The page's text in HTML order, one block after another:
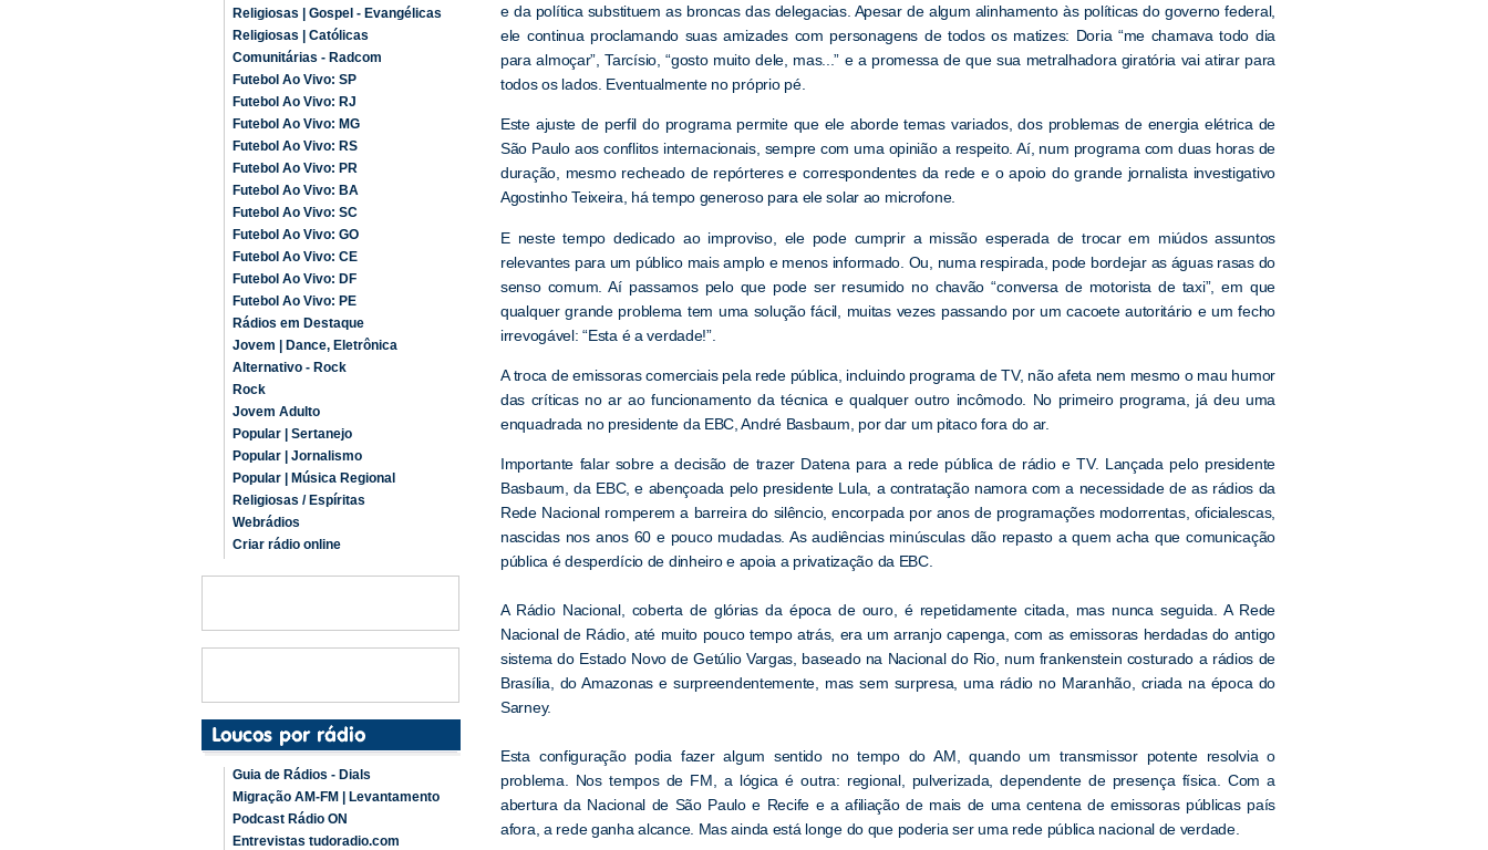
Religiosas | Gospel - Evangélicas
Religiosas | Católicas
Comunitárias - Radcom
Futebol Ao Vivo: SP
Futebol Ao Vivo: RJ
Futebol Ao Vivo: MG
Futebol Ao Vivo: RS
Futebol Ao Vivo: PR
Futebol Ao Vivo: BA
Futebol Ao Vivo: SC
Futebol Ao Vivo: GO
Futebol Ao Vivo: CE
Futebol Ao Vivo: DF
Futebol Ao Vivo: PE
Rádios em Destaque
Jovem | Dance, Eletrônica
Alternativo - Rock
Rock
Jovem Adulto
Popular | Sertanejo
Popular | Jornalismo
Popular | Música Regional
Religiosas / Espíritas
Webrádios
Criar rádio online
Guia de Rádios - Dials
Migração AM-FM | Levantamento
Podcast Rádio ON
Entrevistas tudoradio.com
e da política substituem as broncas das delegacias. Apesar de algum alinhamento às políticas do governo federal,
ele continua proclamando suas amizades com personagens de todos os matizes: Doria “me chamava todo dia
para almoçar”, Tarcísio, “gosto muito dele, mas...” e a promessa de que sua metralhadora giratória vai atirar para
todos os lados. Eventualmente no próprio pé.
Este ajuste de perfil do programa permite que ele aborde temas variados, dos problemas de energia elétrica de
São Paulo aos conflitos internacionais, sempre com uma opinião a respeito. Aí, num programa com duas horas de
duração, mesmo recheado de repórteres e correspondentes da rede e o apoio do grande jornalista investigativo
Agostinho Teixeira, há tempo generoso para ele solar ao microfone.
E neste tempo dedicado ao improviso, ele pode cumprir a missão esperada de trocar em miúdos assuntos
relevantes para um público mais amplo e menos informado. Ou, numa respirada, pode bordejar as águas rasas do
senso comum. Aí passamos pelo que pode ser resumido no chavão “conversa de motorista de taxi”, em que
qualquer grande problema tem uma solução fácil, muitas vezes passando por um cacoete autoritário e um fecho
irrevogável: “Esta é a verdade!”.
A troca de emissoras comerciais pela rede pública, incluindo programa de TV, não afeta nem mesmo o mau humor
das críticas no ar ao funcionamento da técnica e qualquer outro incômodo. No primeiro programa, já deu uma
enquadrada no presidente da EBC, André Basbaum, por dar um pitaco fora do ar.
Importante falar sobre a decisão de trazer Datena para a rede pública de rádio e TV. Lançada pelo presidente
Basbaum, da EBC, e abençoada pelo presidente Lula, a contratação namora com a necessidade de as rádios da
Rede Nacional romperem a barreira do silêncio, encorpada por anos de programações modorrentas, oficialescas,
nascidas nos anos 60 e pouco mudadas. As audiências minúsculas dão repasto a quem acha que comunicação
pública é desperdício de dinheiro e apoia a privatização da EBC.
A Rádio Nacional, coberta de glórias da época de ouro, é repetidamente citada, mas nunca seguida. A Rede
Nacional de Rádio, até muito pouco tempo atrás, era um arranjo capenga, com as emissoras herdadas do antigo
sistema do Estado Novo de Getúlio Vargas, baseado na Nacional do Rio, num frankenstein costurado a rádios de
Brasília, do Amazonas e surpreendentemente, mas sem surpresa, uma rádio no Maranhão, criada na época do
Sarney.
Esta configuração podia fazer algum sentido no tempo do AM, quando um transmissor potente resolvia o
problema. Nos tempos de FM, a lógica é outra: regional, pulverizada, dependente de presença física. Com a
abertura da Nacional de São Paulo e Recife e a afiliação de mais de uma centena de emissoras públicas país
afora, a rede ganha alcance. Mas ainda está longe do que poderia ser uma rede pública nacional de verdade.